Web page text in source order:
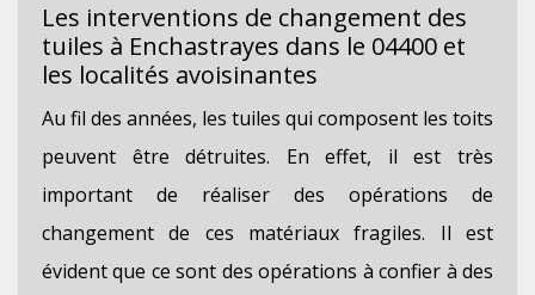
Les interventions de changement des
tuiles à Enchastrayes dans le 04400 et
les localités avoisinantes
Au fil des années, les tuiles qui composent les toits
peuvent être détruites. En effet, il est très
important de réaliser des opérations de
changement de ces matériaux fragiles. Il est
évident que ce sont des opérations à confier à des